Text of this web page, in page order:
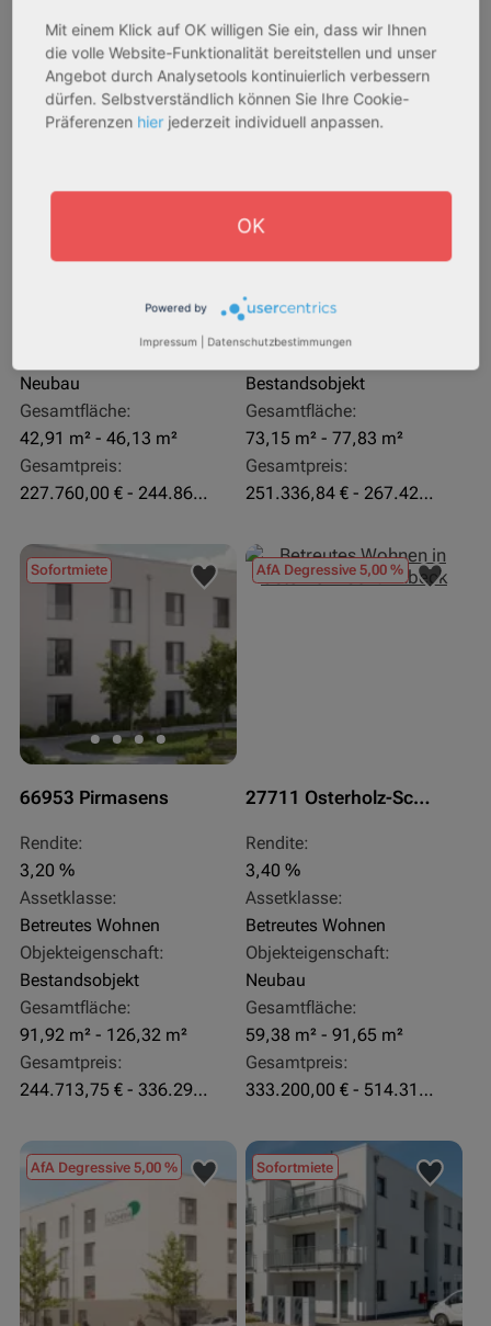
Neubau
Gesamtfläche:
42,91 m² - 46,13 m²
Gesamtpreis:
227.760,00 € - 244.860,00 €
Assetklasse:
Bestandsobjekt
Gesamtfläche:
73,15 m² - 77,83 m²
Gesamtpreis:
251.336,84 € - 267.420,00 €
Sofortmiete
66953 Pirmasens
Rendite:
3,20 %
Assetklasse:
Betreutes Wohnen
Objekteigenschaft:
Bestandsobjekt
Gesamtfläche:
91,92 m² - 126,32 m²
Gesamtpreis:
244.713,75 € - 336.292 €
AfA Degressive 5,00 %
27711 Osterholz-Scharmbeck
Rendite:
3,40 %
Assetklasse:
Betreutes Wohnen
Objekteigenschaft:
Neubau
Gesamtfläche:
59,38 m² - 91,65 m²
Gesamtpreis:
333.200,00 € - 514.310,00 €
AfA Degressive 5,00 % Sofortmiete
Mit einem Klick auf OK willigen Sie ein, dass wir Ihnen
die volle Website-Funktionalität bereitstellen und unser
Angebot durch Analysetools kontinuierlich verbessern
dürfen. Selbstverständlich können Sie Ihre Cookie-
Präferenzen hier jederzeit individuell anpassen.
OK
Powered by
Impressum Datenschutzbestimmungen